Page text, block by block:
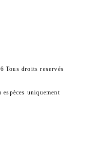
Tous droits reservés
espèces uniquement